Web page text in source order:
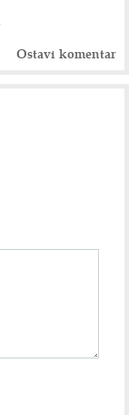
Ostavi komentar